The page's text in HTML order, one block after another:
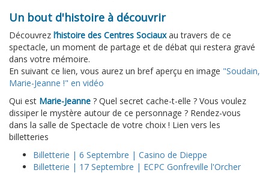
Un bout d'histoire à découvrir
Découvrez l’histoire des Centres Sociauxau travers de ce
spectacle, un moment de partage et de débat qui restera gravé
dans votre mémoire.
En suivant ce lien, vous aurez un bref aperçu en image "Soudain,
Marie-Jeanne !" en vidéo
Qui est Marie-Jeanne ? Quel secret cache-t-elle ? Vous voulez
dissiper le mystère autour de ce personnage ? Rendez-vous
dans la salle de Spectacle de votre choix ! Lien vers les
billetteries
Billetterie | 6 Septembre | Casino de Dieppe
Billetterie | 17 Septembre | ECPC Gonfreville l'Orcher